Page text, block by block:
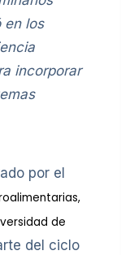
en los
incorporar
por el
de
del ciclo